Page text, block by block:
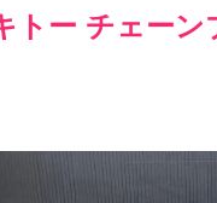
トー チェーン